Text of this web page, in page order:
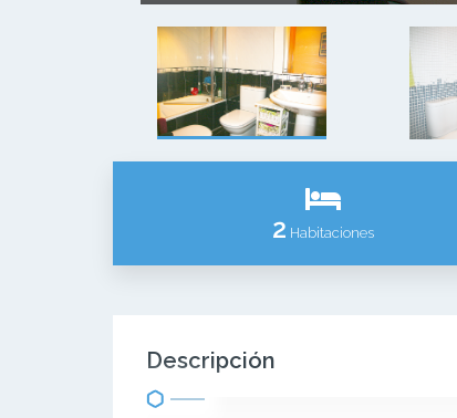
2 Habitaciones
Descripción